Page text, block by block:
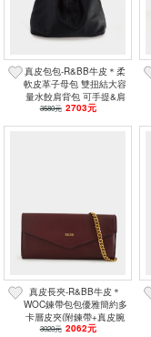
真皮包包-R&BB牛皮＊柔
軟皮革子母包 雙扭結大容
量水餃肩背包 可手提&肩
背-黑色
3580元 2703元
真皮長夾-R&BB牛皮＊
WOC鍊帶包包優雅簡約多
卡層皮夾(附鍊帶+真皮腕
帶)-酒紅
3020元 2062元